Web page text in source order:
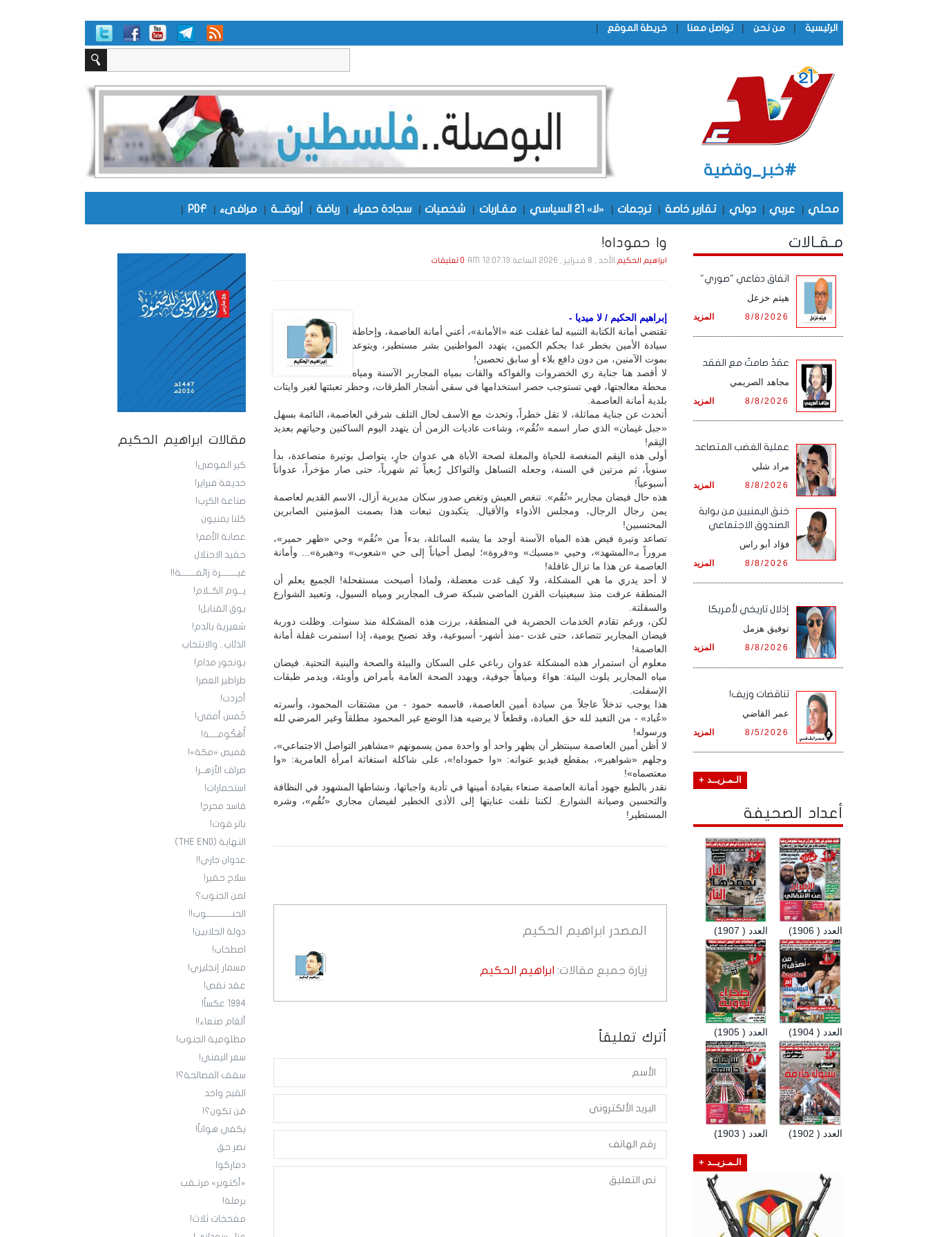
الرئيسية | من نحن | تواصل معنا | خريطة الموقع |
#خبر_وقضية
محلي | عربي | دولي | تقارير خاصة | ترجمات | «لا» 21 السياسي | مقـاربات | شخصيات | سجادة حمراء | رياضة | أروقـــة | مرافىء |
PDF
|
مقالات ابراهيم الحكيم
كير الفوضى!
خديعة فبراير!
صناعة الكرب!
كلنا يمنيون
عصابة الأمم!
حفيد الاحتلال
غيــــــــرة زائفـــــــة!!
يــوم الكــلام!
بوق القنابل!
شعيرية بالدم!
الذئاب.. والانتخاب
بونجور مدام!
طراطير العصر!
أجردت!
خُمس أممي!
أُهْكُومــــة!
قميص «مكة»!
صراف الأزهــر!
استحمارات!
فاسد محرج!
باتر فوت!
النهاية (THE END)
عدوان جاري!!
سلاح حقير!
لمن الجنوب؟
الحنــــــــــــوب!!
دولة الحلابين!
اصطخاب!
مسمار إنجليزي!
عقد نقص!
1994 عكساً!
ألغام صنعاء!!
مظلومية الجنوب!
سعر اليمني!
سقف المصالحة؟!
القبح واحد
مَن تكون؟!
يكفي هواناً!
نصر حق
دماركوا
«أكتوبر» مرتـقب
برملة!
مفخخات ثلاث!
وا حموداه!
ابراهيم الحكيم الأحد , 8 فـبـرايـر , 2026 الساعة 12:07:13 AM 0 تعليقات
إبراهيم الحكيم / لا ميديا -
تقتضي أمانة الكتابة التنبيه لما غفلت عنه «الأمانة»، أعني أمانة العاصمة، وإحاطة
سيادة الأمين بخطر غدا بحكم الكمين، يتهدد المواطنين بشر مستطير، ويتوعد
بموت الآمنين، من دون دافع بلاء أو سابق تحصين!
لا أقصد هنا جناية ري الخضروات والفواكه والقات بمياه المجارير الآسنة ومياه
محطة معالجتها، فهي تستوجب حصر استخدامها في سقي أشجار الطرقات، وحظر تعبئتها لغير وايتات
بلدية أمانة العاصمة.
أتحدث عن جناية مماثلة، لا تقل خطراً، وتحدث مع الأسف لحال التلف شرقي العاصمة، النائمة بسهل
«جبل غيمان» الذي صار اسمه «نُقُم»، وشاءت عاديات الزمن أن يتهدد اليوم الساكنين وحياتهم بعديد
النِقم!
أولى هذه النِقم المنغصة للحياة والمعلة لصحة الأباة هي عدوان جارٍ، يتواصل بوتيرة متصاعدة، بدأ
سنوياً، ثم مرتين في السنة، وجعله التساهل والتواكل رُبعياً ثم شهرياً، حتى صار مؤخراً، عدواناً
أسبوعياً!
هذه حال فيضان مجارير «نُقُم». تنغص العيش وتغص صدور سكان مديرية آزال، الاسم القديم لعاصمة
يمن رجال الرجال، ومجلس الأذواء والأقيال. يتكبدون تبعات هذا بصمت المؤمنين الصابرين
المحتسبين!
تصاعد وتيرة فيض هذه المياه الآسنة أوجد ما يشبه السائلة، بدءاً من «نُقُم» وحي «ظهر حمير»،
مروراً بـ«المشهد»، وحيي «مسيك» و«فروة»؛ ليصل أحياناً إلى حي «شعوب» و«هبرة»... وأمانة
العاصمة عن هذا ما تزال غافلة!
لا أحد يدري ما هي المشكلة، ولا كيف غدت معضلة، ولماذا أصبحت مستفحلة! الجميع يعلم أن
المنطقة عرفت منذ سبعينيات القرن الماضي شبكة صرف المجارير ومياه السيول، وتعبيد الشوارع
والسفلتة.
لكن، ورغم تقادم الخدمات الحضرية في المنطقة، برزت هذه المشكلة منذ سنوات. وظلت دورية
فيضان المجارير تتصاعد، حتى غدت -منذ أشهر- أسبوعية، وقد تصبح يومية، إذا استمرت غفلة أمانة
العاصمة!
معلوم أن استمرار هذه المشكلة عدوان رباعي على السكان والبيئة والصحة والبنية التحتية. فيضان
مياه المجارير يلوث البيئة: هواءَ ومياهاً جوفية، ويهدد الصحة العامة بأمراض وأوبئة، ويدمر طبقات
الإسفلت.
هذا يوجب تدخلاً عاجلاً من سيادة أمين العاصمة، فاسمه حمود - من مشتقات المحمود، وأسرته
«عُباد» - من التعبد لله حق العبادة، وقطعاً لا يرضيه هذا الوضع غير المحمود مطلقاً وغير المرضي لله
ورسوله!
لا أظن أمين العاصمة سينتظر أن يظهر واحد أو واحدة ممن يسمونهم «مشاهير التواصل الاجتماعي»،
وجلهم «شواهير»، بمقطع فيديو عنوانه: «وا حموداه!»، على شاكلة استغاثة امرأة العامرية: «وا
معتصماه»!
نقدر بالطبع جهود أمانة العاصمة صنعاء بقيادة أمينها في تأدية واجباتها، ونشاطها المشهود في النظافة
والتحسين وصيانة الشوارع. لكننا نلفت عنايتها إلى الأذى الخطير لفيضان مجاري «نُقُم»، وشره
المستطير!
المصدر ابراهيم الحكيم
زيارة جميع مقالات: ابراهيم الحكيم
أترك تعليقاً
مـقـالات
اتفاق دفاعي "صوري"
هيثم خزعل
المزيد 8/8/2026
عقدٌ صامتٌ مع الفقد
مجاهد الصريمي
المزيد 8/8/2026
‏عملية الغضب المتصاعد
مراد شلي
المزيد 8/8/2026
خنق اليمنيين من بوابة
الصندوق الاجتماعي
فؤاد أبو راس
المزيد 8/8/2026
إذلال تاريخي لأمريكا
توفيق هزمل
المزيد 8/8/2026
تناقضات وزيف!
عمر القاضي
المزيد 8/5/2026
الـمـزيــد +
أعداد الصحيفة
العدد ( 1907) العدد ( 1906)
العدد ( 1905) العدد ( 1904)
العدد ( 1903) العدد ( 1902)
الـمـزيــد +